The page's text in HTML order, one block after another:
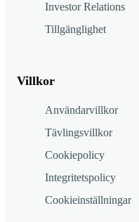
Investor Relations
Tillgänglighet
Villkor
Användarvillkor
Tävlingsvillkor
Cookiepolicy
Integritetspolicy
Cookieinställningar